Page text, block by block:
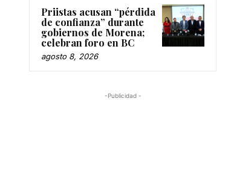
Priistas acusan “pérdida
de confianza” durante
gobiernos de Morena;
celebran foro en BC
agosto 8, 2026
-Publicidad -